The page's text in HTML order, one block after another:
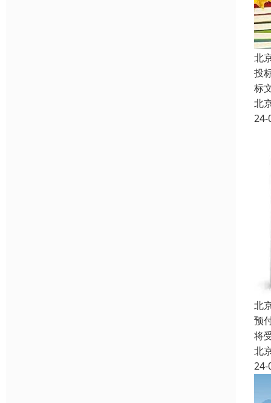
北
投
标
北
24-
北
预
将
北
24-